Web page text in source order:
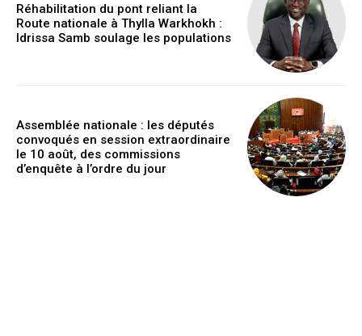
Réhabilitation du pont reliant la
Route nationale à Thylla Warkhokh :
Idrissa Samb soulage les populations
Assemblée nationale : les députés
convoqués en session extraordinaire
le 10 août, des commissions
d’enquête à l’ordre du jour